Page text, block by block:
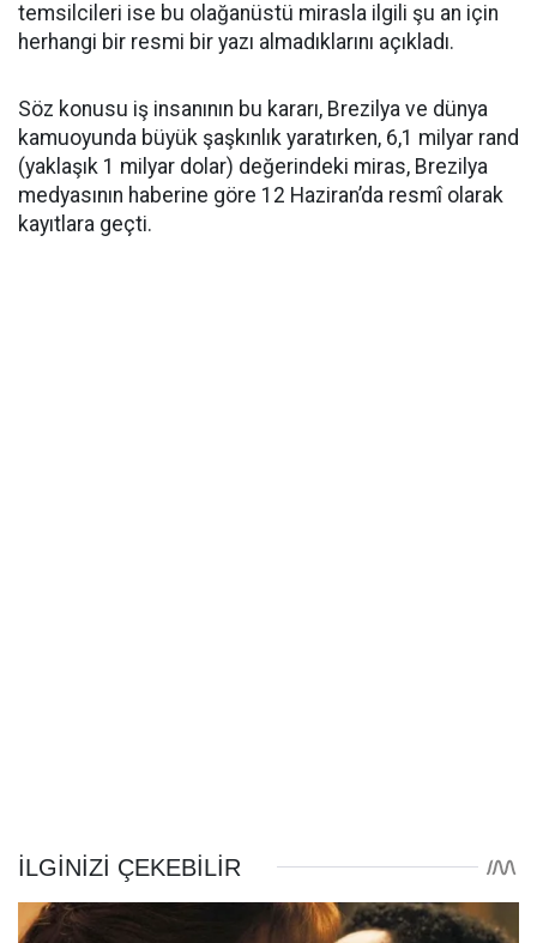
temsilcileri ise bu olağanüstü mirasla ilgili şu an için
herhangi bir resmi bir yazı almadıklarını açıkladı.
Söz konusu iş insanının bu kararı, Brezilya ve dünya
kamuoyunda büyük şaşkınlık yaratırken, 6,1 milyar rand
(yaklaşık 1 milyar dolar) değerindeki miras, Brezilya
medyasının haberine göre 12 Haziran’da resmî olarak
kayıtlara geçti.